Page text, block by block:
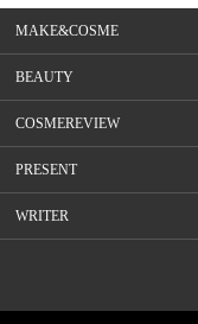
MAKE&COSME
BEAUTY
COSMEREVIEW
PRESENT
WRITER